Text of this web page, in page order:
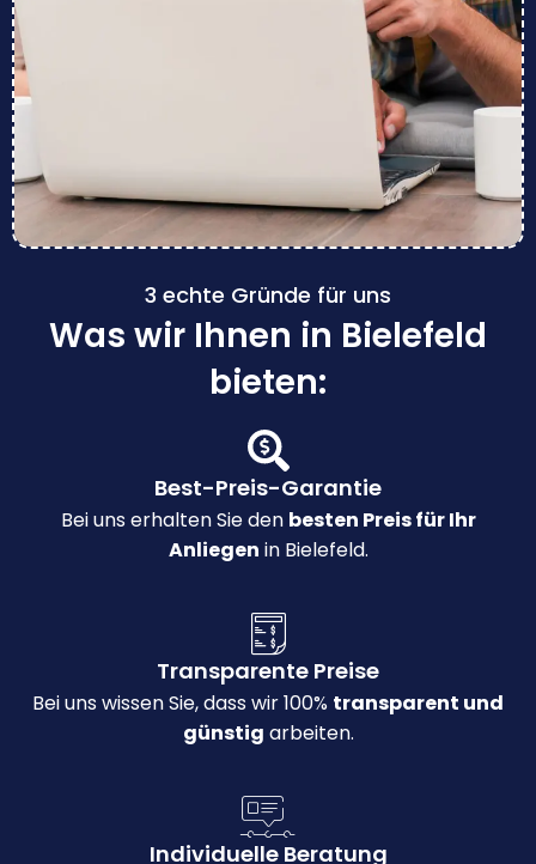
3 echte Gründe für uns
Was wir Ihnen in Bielefeld
bieten:
Best-Preis-Garantie
Bei uns erhalten Sie den besten Preis für Ihr
Anliegen in Bielefeld.
Transparente Preise
Bei uns wissen Sie, dass wir 100% transparent und
günstig arbeiten.
Individuelle Beratung